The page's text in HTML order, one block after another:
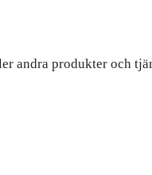
andra produkter och